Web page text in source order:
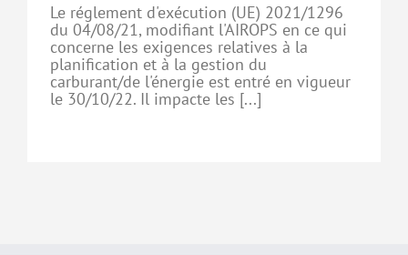
Le réglement d'exécution (UE) 2021/1296
du 04/08/21, modifiant l'AIROPS en ce qui
concerne les exigences relatives à la
planification et à la gestion du
carburant/de l'énergie est entré en vigueur
le 30/10/22. Il impacte les [...]